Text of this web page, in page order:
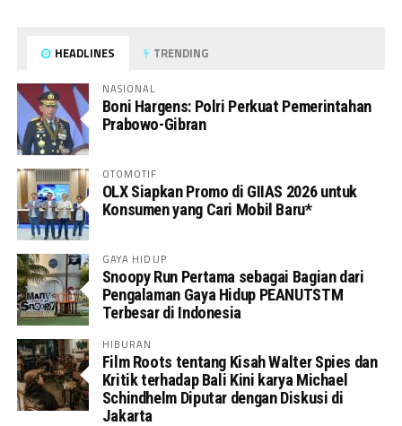
HEADLINES TRENDING
NASIONAL
Boni Hargens: Polri Perkuat Pemerintahan
Prabowo-Gibran
OTOMOTIF
OLX Siapkan Promo di GIIAS 2026 untuk
Konsumen yang Cari Mobil Baru*
GAYA HIDUP
Snoopy Run Pertama sebagai Bagian dari
Pengalaman Gaya Hidup PEANUTSTM
Terbesar di Indonesia
HIBURAN
Film Roots tentang Kisah Walter Spies dan
Kritik terhadap Bali Kini karya Michael
Schindhelm Diputar dengan Diskusi di
Jakarta